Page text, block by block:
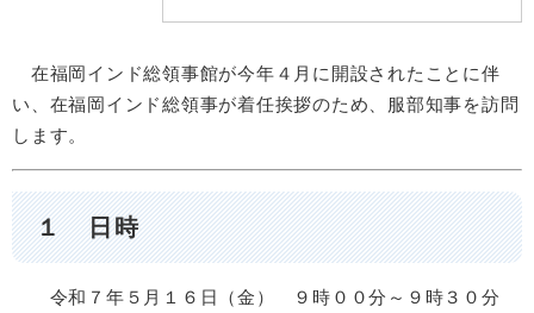
​ 在福岡インド総領事館が今年４月に開設されたことに伴
い、在福岡インド総領事が着任挨拶のため、服部知事を訪問
します。
１ 日時
令和７年５月１６日（金） ９時００分～９時３０分